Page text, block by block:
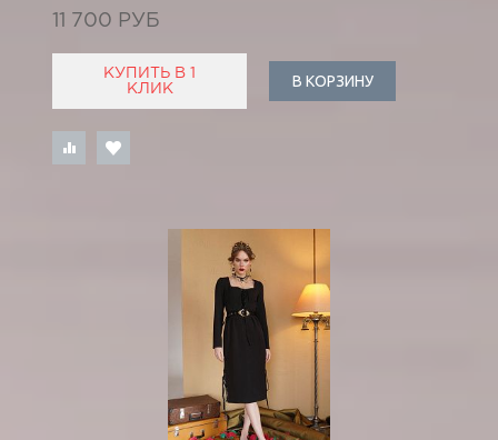
11 700 РУБ
КУПИТЬ В 1
КЛИК
В КОРЗИНУ